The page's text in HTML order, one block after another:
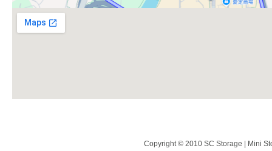
Copyright © 2010 SC Storage | Mini